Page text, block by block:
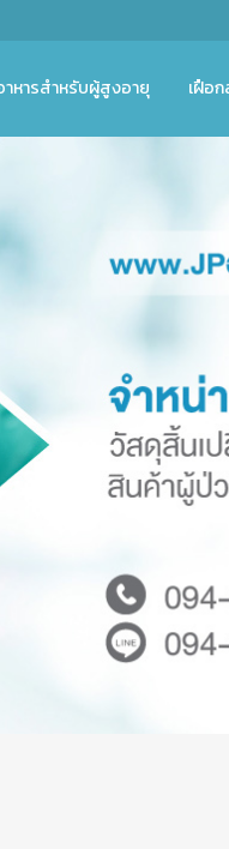
าหารสำหรับผู้สูงอายุ เฝือก